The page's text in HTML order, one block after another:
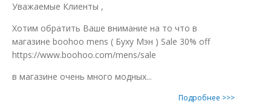
Уважаемые Клиенты ,
Xотим обратить Ваше внимание на то что в
магазине boohoo mens ( Буxу Мэн ) Sale 30% off
https://www.boohoo.com/mens/sale
в магазине очень много модныx...
Подробнее >>>